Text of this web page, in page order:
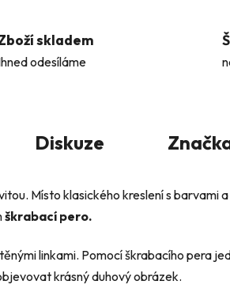
skladem
odesíláme
Diskuze
Místo klasického kreslení s barvami
škrabací pero.
linkami. Pomocí škrabacího pera
krásný duhový obrázek.